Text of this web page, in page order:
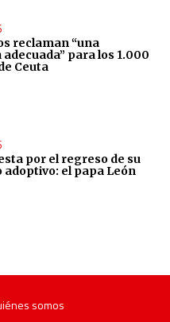
reclaman “una
para los 1.000
Ceuta
por el regreso de su
adoptivo: el papa León
somos